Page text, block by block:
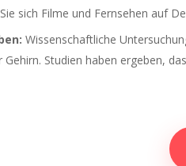
sich Filme und Fernsehen auf
Wissenschaftliche
Gehirn. Studien haben ergeben,